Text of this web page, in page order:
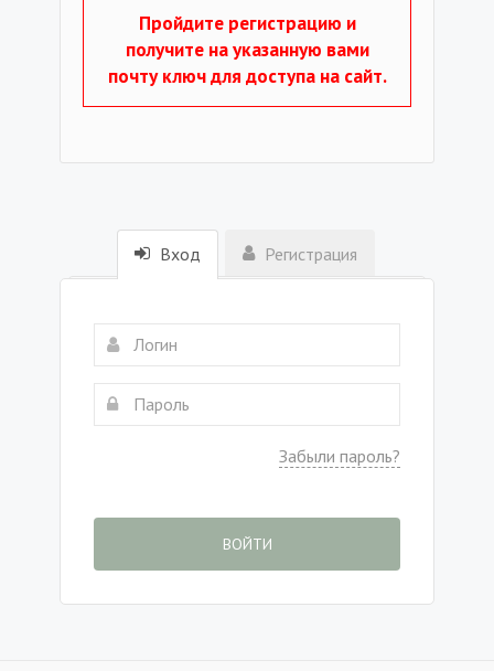
Пройдите регистрацию и
получите на указанную вами
почту ключ для доступа на сайт.
Вход Регистрация
Забыли пароль?
ВОЙТИ